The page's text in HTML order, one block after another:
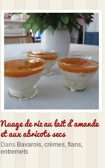
Nuage de riz au lait d’amande
et aux abricots secs
Dans Bavarois, crèmes, flans,
entremets